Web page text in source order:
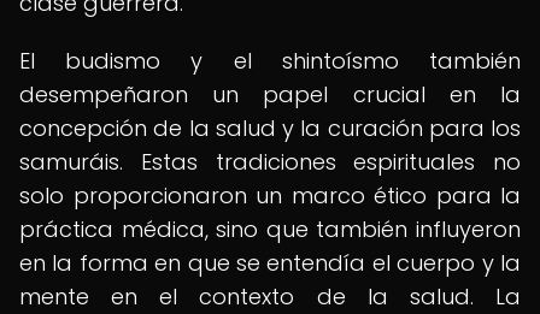
El budismo y el shintoísmo también
desempeñaron un papel crucial en la
concepción de la salud y la curación para los
samuráis. Estas tradiciones espirituales no
solo proporcionaron un marco ético para la
práctica médica, sino que también influyeron
en la forma en que se entendía el cuerpo y la
mente en el contexto de la salud. La